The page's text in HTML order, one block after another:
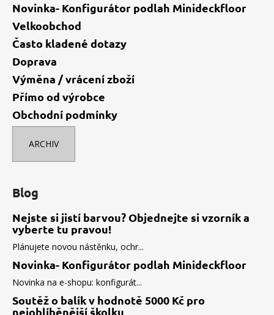
Novinka- Konfigurátor podlah Minideckfloor
Velkoobchod
Často kladené dotazy
Doprava
Výměna / vrácení zboží
Přímo od výrobce
Obchodní podmínky
ARCHIV
Blog
Nejste si jistí barvou? Objednejte si vzorník a
vyberte tu pravou!
Plánujete novou nástěnku, ochr...
Novinka- Konfigurátor podlah Minideckfloor
Novinka na e-shopu: konfigurát...
Soutěž o balík v hodnotě 5000 Kč pro
nejoblíběnější školku